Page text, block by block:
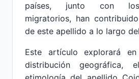
países, junto con los
migratorios, han
de este apellido a lo largo
Este artículo explorará
distribución